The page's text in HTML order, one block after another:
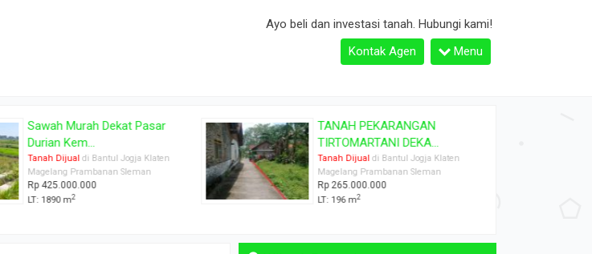
Ayo beli dan investasi tanah. Hubungi kami!
Kontak Agen
Menu
Sawah Murah Dekat Pasar
Durian Kem...
Tanah Dijual di Bantul Jogja Klaten
Magelang Prambanan Sleman
Rp 425.000.000
LT: 1890 m2
TANAH PEKARANGAN
TIRTOMARTANI DEKA...
Tanah Dijual di Bantul Jogja Klaten
Magelang Prambanan Sleman
Rp 265.000.000
LT: 196 m2